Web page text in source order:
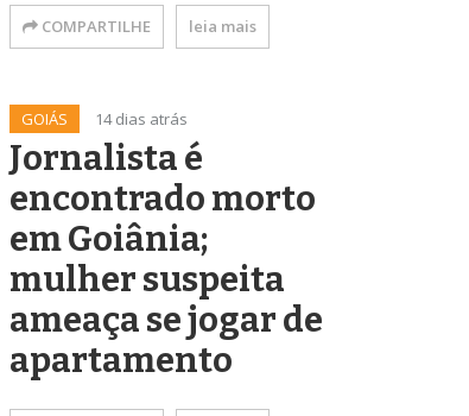
COMPARTILHE leia mais
GOIÁS 14 dias atrás
Jornalista é
encontrado morto
em Goiânia;
mulher suspeita
ameaça se jogar de
apartamento